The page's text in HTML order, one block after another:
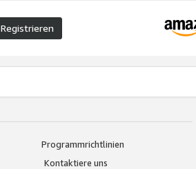
Registrieren
Programmrichtlinien
Kontaktiere uns